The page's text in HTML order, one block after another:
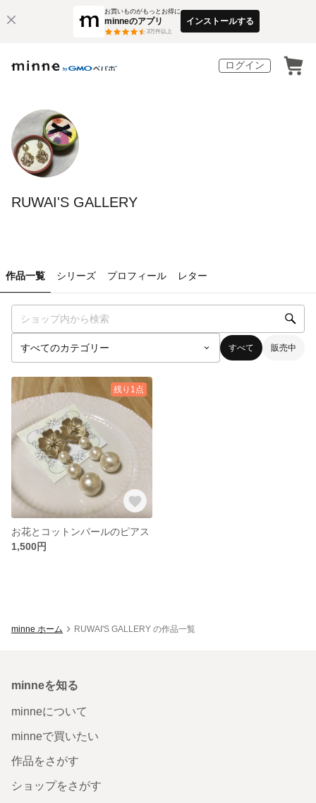
お買いものがもっとお得に
minneのアプリ
3万件以上
インストールする
ログイン
RUWAI'S GALLERY
作品一覧 シリーズ プロフィール レター
すべて 販売中
残り1点
お花とコットンパールのピアス
1,500円
minne ホーム RUWAI'S GALLERY の作品一覧
minneを知る
minneについて
minneで買いたい
作品をさがす
ショップをさがす